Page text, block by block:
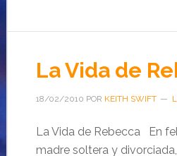
La Vida de
18/02/2010 POR KEITH SWIFT
La Vida de Rebecca En
madre soltera y